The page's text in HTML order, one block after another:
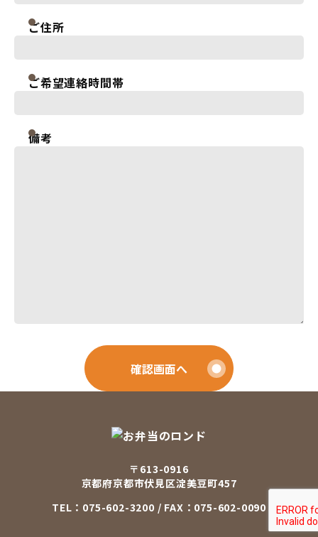
ご住所
ご希望連絡時間帯
備考
確認画面へ
〒613-0916
京都府京都市伏見区淀美豆町457
TEL： 075-602-3200 / FAX：075-602-0090